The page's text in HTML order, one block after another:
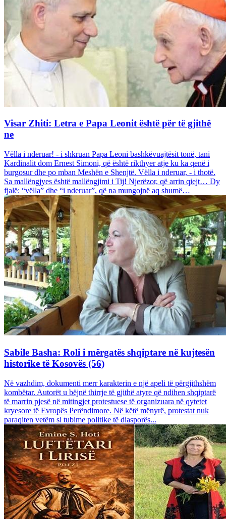
Visar Zhiti: Letra e Papa Leonit është për të gjithë
ne
Vëlla i nderuar! - i shkruan Papa Leoni bashkëvuajtësit tonë, tani
Kardinalit dom Ernest Simoni, që është rikthyer atje ku ka qenë i
burgosur dhe po mban Meshën e Shenjtë. Vëlla i nderuar, - i thotë.
Sa mallëngjyes është mallëngjimi i Tij! Njerëzor, që arrin qiejt… Dy
fjalë: “vëlla” dhe “i nderuar”, që na mungojnë aq shumë…
Sabile Basha: Roli i mërgatës shqiptare në kujtesën
historike të Kosovës (56)
Në vazhdim, dokumenti merr karakterin e një apeli të përgjithshëm
kombëtar. Autorët u bëjnë thirrje të gjithë atyre që ndihen shqiptarë
të marrin pjesë në mitingjet protestuese të organizuara në qytetet
kryesore të Evropës Perëndimore. Në këtë mënyrë, protestat nuk
paraqiten vetëm si tubime politike të diasporës...